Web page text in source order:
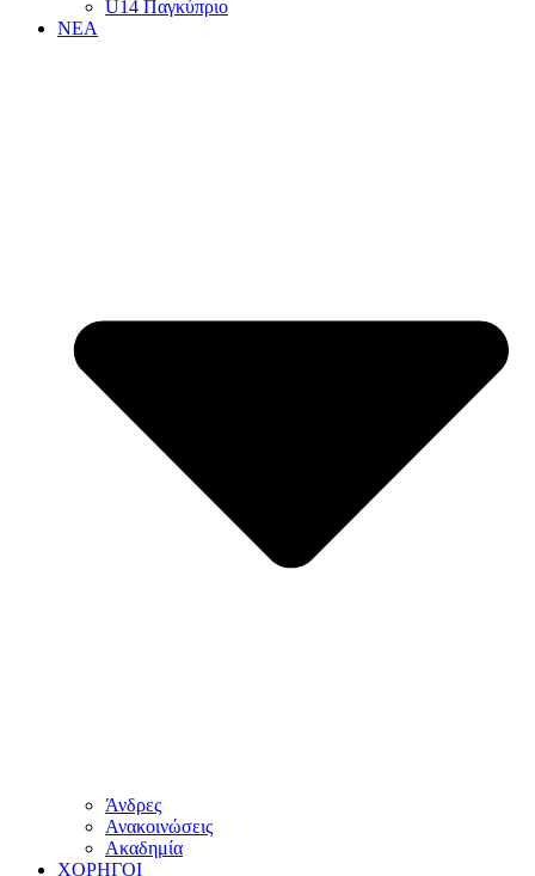
U14 Παγκύπριο
ΝΕΑ
Άνδρες
Ανακοινώσεις
Ακαδημία
ΧΟΡΗΓΟΙ